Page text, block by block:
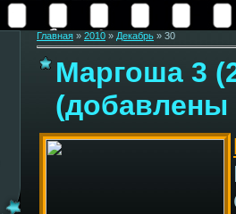
Главная » 2010 » Декабрь » 30
Маргоша 3
(добавлены